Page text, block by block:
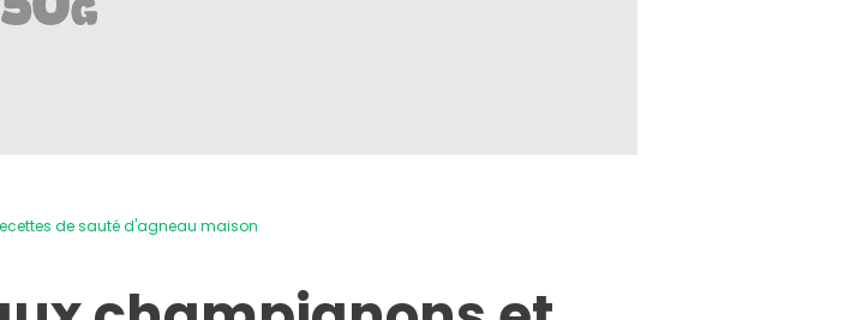
de sauté d'agneau maison